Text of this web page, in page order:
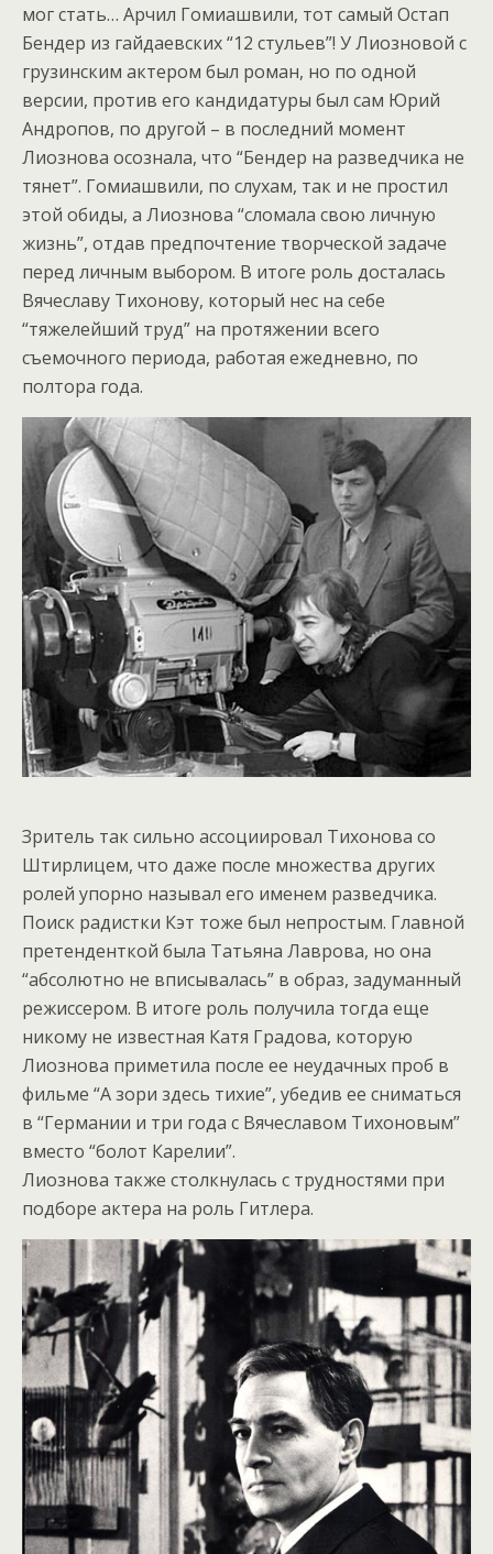
мог стать… Арчил Гомиашвили, тот самый Остап
Бендер из гайдаевских “12 стульев”! У Лиозновой с
грузинским актером был роман, но по одной
версии, против его кандидатуры был сам Юрий
Андропов, по другой – в последний момент
Лиознова осознала, что “Бендер на разведчика не
тянет”. Гомиашвили, по слухам, так и не простил
этой обиды, а Лиознова “сломала свою личную
жизнь”, отдав предпочтение творческой задаче
перед личным выбором. В итоге роль досталась
Вячеславу Тихонову, который нес на себе
“тяжелейший труд” на протяжении всего
съемочного периода, работая ежедневно, по
полтора года.
Зритель так сильно ассоциировал Тихонова со
Штирлицем, что даже после множества других
ролей упорно называл его именем разведчика.
Поиск радистки Кэт тоже был непростым. Главной
претенденткой была Татьяна Лаврова, но она
“абсолютно не вписывалась” в образ, задуманный
режиссером. В итоге роль получила тогда еще
никому не известная Катя Градова, которую
Лиознова приметила после ее неудачных проб в
фильме “А зори здесь тихие”, убедив ее сниматься
в “Германии и три года с Вячеславом Тихоновым”
вместо “болот Карелии”.
Лиознова также столкнулась с трудностями при
подборе актера на роль Гитлера.